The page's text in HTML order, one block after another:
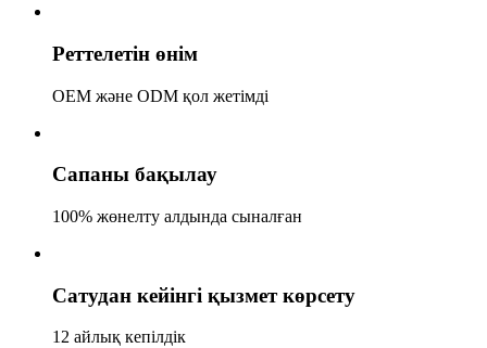
Реттелетін өнім
OEM және ODM қол жетімді
Сапаны бақылау
100% жөнелту алдында сыналған
Сатудан кейінгі қызмет көрсету
12 айлық кепілдік